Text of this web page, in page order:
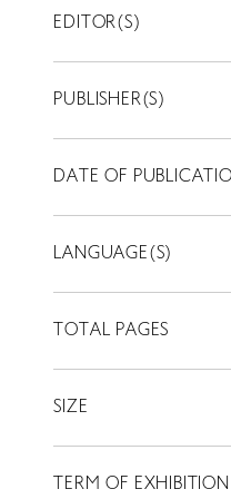
EDITOR(S)
PUBLISHER(S)
DATE OF
LANGUAGE(S)
TOTAL PAGES
SIZE
TERM OF EXHIBITION